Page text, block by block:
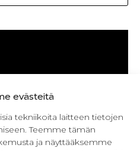
evästeitä
tekniikoita laitteen tietojen
Teemme tämän
ja näyttääksemme